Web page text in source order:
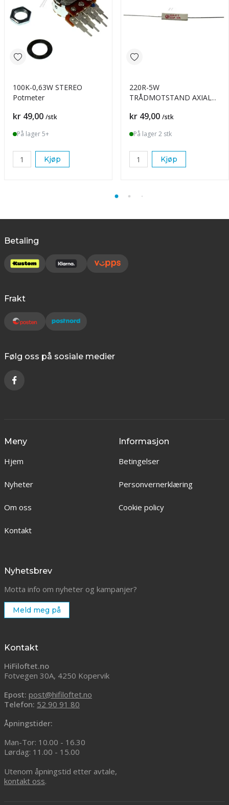
100K-0,63W STEREO
Potmeter
Pris
kr 49,00 /stk
På lager 5+
Kjøp
220R-5W
TRÅDMOTSTAND AXIAL
Pris
kr 49,00 /stk
På lager 2 stk
Kjøp
Betaling
Frakt
Følg oss på sosiale medier
Meny
Hjem
Nyheter
Om oss
Kontakt
Informasjon
Betingelser
Personvernerklæring
Cookie policy
Nyhetsbrev
Motta info om nyheter og kampanjer?
Meld meg på
Kontakt
HiFiloftet.no
Fotvegen 30A, 4250 Kopervik
Epost: post@hifiloftet.no
Telefon: 52 90 91 80
Åpningstider:
Man-Tor: 10.00 - 16.30
Lørdag: 11.00 - 15.00
Utenom åpningstid etter avtale,
kontakt oss.